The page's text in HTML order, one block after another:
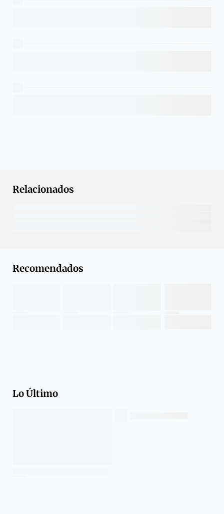
Relacionados
Recomendados
Lo Último